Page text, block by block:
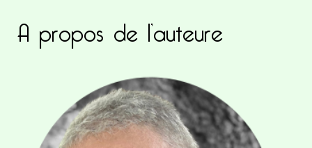
A propos de l’auteure